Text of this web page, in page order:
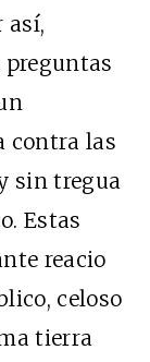
así,
preguntas
contra las
sin tregua
Estas
reacio
celoso
tierra